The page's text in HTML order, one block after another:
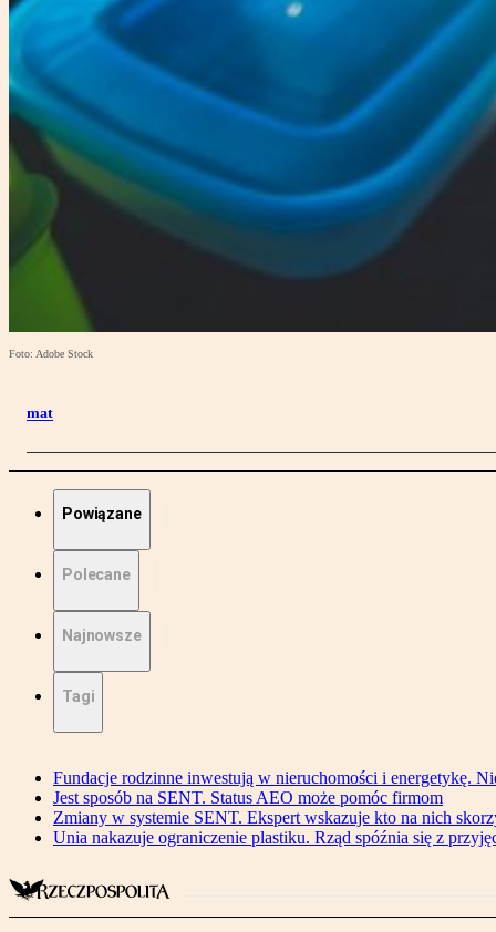
Foto: Adobe Stock
mat
Powiązane
Polecane
Najnowsze
Tagi
Fundacje rodzinne inwestują w nieruchomości i energetykę.
Jest sposób na SENT. Status AEO może pomóc firmom
Zmiany w systemie SENT. Ekspert wskazuje kto na nich
Unia nakazuje ograniczenie plastiku. Rząd spóźnia się z